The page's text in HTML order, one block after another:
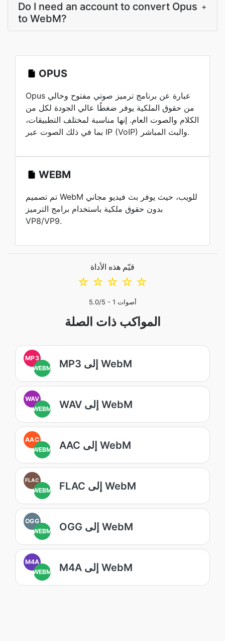
Do I need an account to convert Opus
to WebM?
+
OPUS
Opus عبارة عن برنامج ترميز صوتي مفتوح وخالي
من حقوق الملكية يوفر ضغطًا عالي الجودة لكل من
الكلام والصوت العام. إنها مناسبة لمختلف التطبيقات،
بما في ذلك الصوت عبر IP (VoIP) والبث المباشر.
WEBM
تم تصميم WebM للويب، حيث يوفر بث فيديو مجاني
بدون حقوق ملكية باستخدام برامج الترميز
VP8/VP9.
قيّم هذه الأداة
☆
☆
☆
☆
☆
5.0/5 - 1 أصوات
المواكب ذات الصلة
MP3
WEBM
MP3 إلى WebM
WAV
WEBM
WAV إلى WebM
AAC
WEBM
AAC إلى WebM
FLAC
WEBM FLAC إلى WebM
OGG
WEBM
OGG إلى WebM
M4A
WEBM
M4A إلى WebM